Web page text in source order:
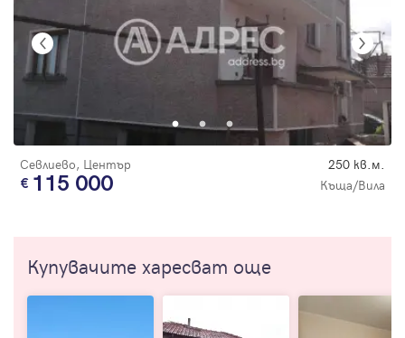
Севлиево, Център 250 кв.м.
115 000 Къща/Вила
Купувачите харесват още